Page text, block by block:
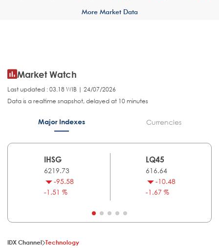
More Market Data
Market Watch
Last updated : 03.18 WIB | 24/07/2026
Data is a realtime snapshot, delayed at 10 minutes
Major Indexes Currencies
IHSG
6219.73
-95.58
-1.51 %
LQ45
616.64
-10.48
-1.67 %
IDX Channel Technology